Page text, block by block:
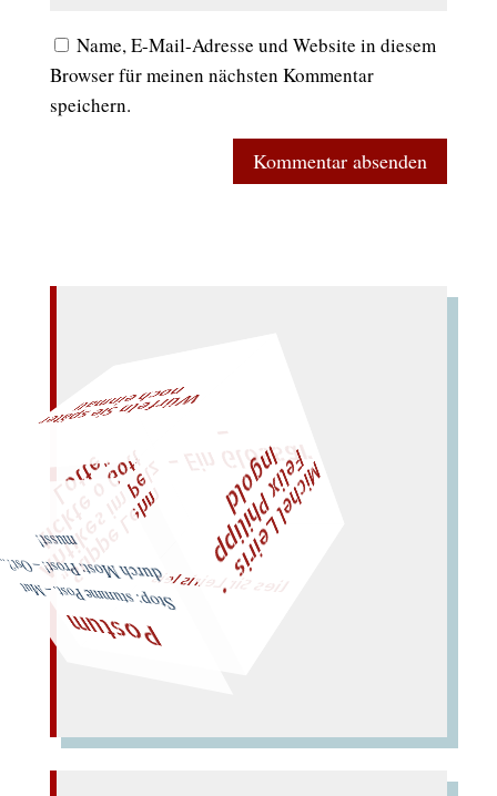
Name, E-Mail-Adresse und Website in diesem
Browser für meinen nächsten Kommentar
speichern.
„
S
u
p
p
e
L
e
h
m
A
n
t
i
k
e
s
i
m
P
e
l
z
t
i
c
k
t
e
o
G
o
t
t
L
o
t
t
e
"
Postum
Stop: stumme Post. – Mut durch Most: Prost! – Ost?..
musst! M
i
c
h
e
l
L
e
i
r
i
s
・
F
e
l
i
x
P
h
i
l
i
p
p
I
n
g
o
l
d
– Ein Gloss
ar
lies Sir Leiris leis
W
ürfeln Sie später
n
och einm
al!